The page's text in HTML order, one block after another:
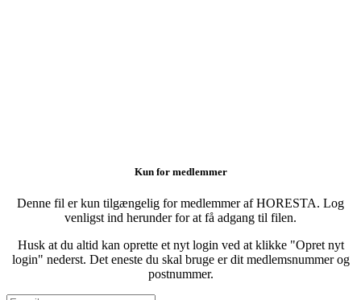
Kun for medlemmer
Denne fil er kun tilgængelig for medlemmer af HORESTA. Log
venligst ind herunder for at få adgang til filen.
Husk at du altid kan oprette et nyt login ved at klikke "Opret nyt
login" nederst. Det eneste du skal bruge er dit medlemsnummer og
postnummer.